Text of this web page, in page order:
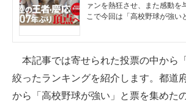
マーケ×ITの今がよく分かる
ITエンジニア向け専門サイト
企業向けIT製品の総合サイト
IT製品の技術・比較・事例
ァンを熱狂させ、また感動
こで今回は「高校野球が強い
本記事では寄せられた投票の中から
絞ったランキングを紹介します。都道
から「高校野球が強い」と票を集めた